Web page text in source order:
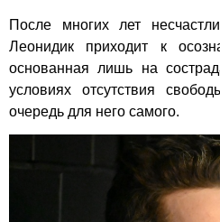
После многих лет
Леонидик приходит к
основанная лишь на
условиях отсутствия
очередь для него самого.